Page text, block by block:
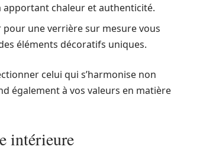
chaleur et authenticité.
une verrière sur mesure vous
éléments décoratifs uniques.
celui qui s’harmonise non
également à vos valeurs en matière
intérieure